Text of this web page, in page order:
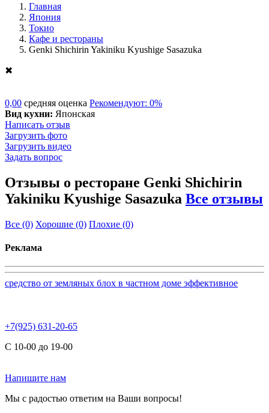
Главная
Япония
Токио
Кафе и рестораны
Genki Shichirin Yakiniku Kyushige Sasazuka
✖
0,00 средняя оценка Рекомендуют: 0%
Вид кухни: Японская
Написать отзыв
Загрузить фото
Загрузить видео
Задать вопрос
Отзывы о ресторане Genki Shichirin
Yakiniku Kyushige Sasazuka Все отзывы
Все (0) Хорошие (0) Плохие (0)
Реклама
средство от земляных блох в частном доме эффективное
+7(925) 631-20-65
С 10-00 до 19-00
Напишите нам
Мы с радостью ответим на Ваши вопросы!